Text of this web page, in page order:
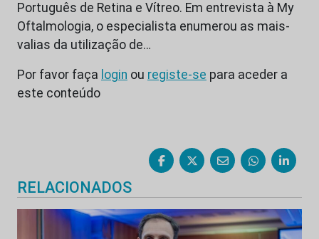
Português de Retina e Vítreo. Em entrevista à My
Oftalmologia, o especialista enumerou as mais-
valias da utilização de…
Por favor faça login ou registe-se para aceder a
este conteúdo
RELACIONADOS